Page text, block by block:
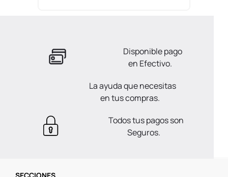
Disponible pago
en Efectivo.
La ayuda que necesitas
en tus compras.
Todos tus pagos son
Seguros.
SECCIONES